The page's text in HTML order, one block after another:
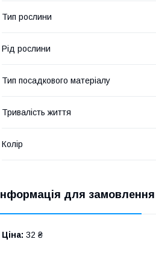
Тип рослини
Рід рослини
Тип посадкового матеріалу
Тривалість життя
Колір
Інформація для замовлення
Ціна: 32 ₴